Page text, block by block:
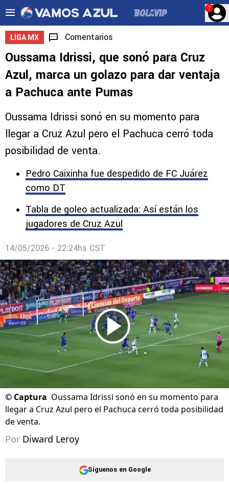
?
LIGA MX Comentarios
Oussama Idrissi, que sonó para Cruz
Azul, marca un golazo para dar ventaja
a Pachuca ante Pumas
Oussama Idrissi sonó en su momento para
llegar a Cruz Azul pero el Pachuca cerró toda
posibilidad de venta.
Pedro Caixinha fue despedido de FC Juárez
como DT
Tabla de goleo actualizada: Así están los
jugadores de Cruz Azul
14/05/2026 - 22:24hs CST
© Captura Oussama Idrissi sonó en su momento para
llegar a Cruz Azul pero el Pachuca cerró toda posibilidad
de venta.
Por Diward Leroy
Síguenos en Google